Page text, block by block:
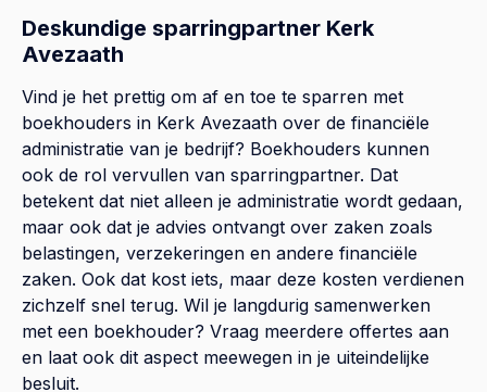
Deskundige sparringpartner Kerk
Avezaath
Vind je het prettig om af en toe te sparren met
boekhouders in Kerk Avezaath over de financiële
administratie van je bedrijf? Boekhouders kunnen
ook de rol vervullen van sparringpartner. Dat
betekent dat niet alleen je administratie wordt gedaan,
maar ook dat je advies ontvangt over zaken zoals
belastingen, verzekeringen en andere financiële
zaken. Ook dat kost iets, maar deze kosten verdienen
zichzelf snel terug. Wil je langdurig samenwerken
met een boekhouder? Vraag meerdere offertes aan
en laat ook dit aspect meewegen in je uiteindelijke
besluit.